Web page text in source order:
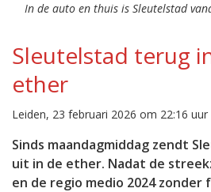
In de auto en thuis is Sleutelstad
Sleutelstad terug
ether
Leiden, 23 februari 2026 om 22:16
Sinds maandagmiddag zendt
uit in de ether. Nadat de
en de regio medio 2024 zonder